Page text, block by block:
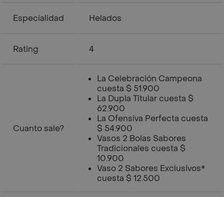
Especialidad Helados
Rating 4
Cuanto sale?
La Celebración Campeona
cuesta $ 51.900
La Dupla Titular cuesta $
62.900
La Ofensiva Perfecta cuesta
$ 54.900
Vasos 2 Bolas Sabores
Tradicionales cuesta $
10.900
Vaso 2 Sabores Exclusivos*
cuesta $ 12.500